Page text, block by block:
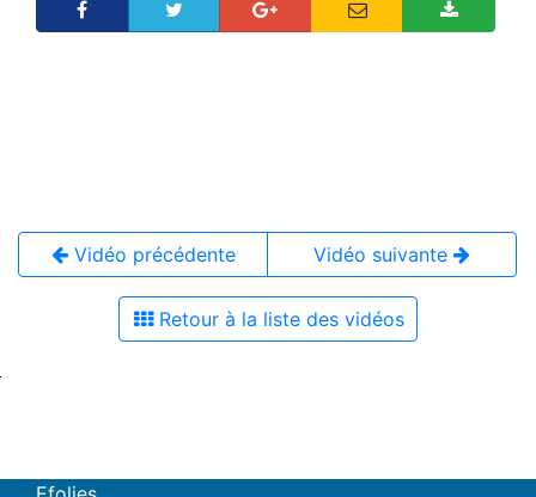
Vidéo précédente Vidéo suivante
Retour à la liste des vidéos